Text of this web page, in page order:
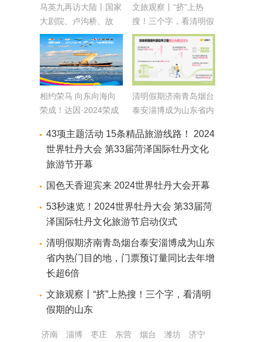
马英九再访大陆丨国家
大剧院、卢沟桥、故
宫……马英九率团开启
首访北京之旅
文旅观察丨“挤”上热
搜！三个字，看清明假
期的山东
相约荣马 向东向海向
荣成！达因·2024荣成
清明假期济南青岛烟台
泰安淄博成为山东省内
量同比去年增长超6倍
43项主题活动 15条精品旅游线路！ 2024
世界牡丹大会 第33届菏泽国际牡丹文化
旅游节开幕
国色天香迎宾来 2024世界牡丹大会开幕
53秒速览！2024世界牡丹大会 第33届菏
泽国际牡丹文化旅游节启动仪式
清明假期济南青岛烟台泰安淄博成为山东
省内热门目的地，门票预订量同比去年增
长超6倍
文旅观察丨“挤”上热搜！三个字，看清明
假期的山东
济南 淄博 枣庄 东营 烟台 潍坊
济宁